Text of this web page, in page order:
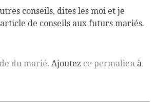
conseils, dites les moi et je
de conseils aux futurs mariés.
du marié. Ajoutez ce permalien à